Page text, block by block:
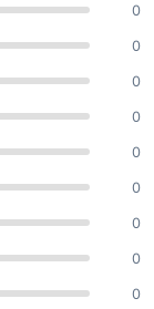
0
0
0
0
0
0
0
0
0